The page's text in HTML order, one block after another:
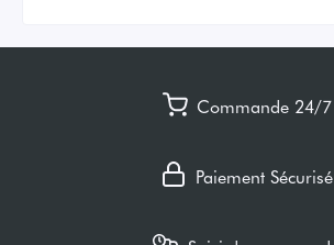
Commande 24/7
Paiement Sécurisé